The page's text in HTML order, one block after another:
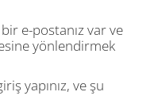
e-postanız var ve
yönlendirmek
yapınız, ve şu